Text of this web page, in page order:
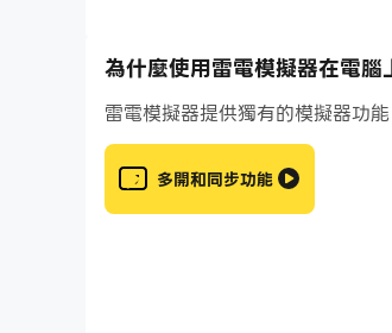
免費在線雙陸棋或免費雙陸棋涉
您可以加入世界各地的許多頂級
為什麼使用雷電模擬器在
雷電模擬器提供獨有的模擬器功
多開和同步功能